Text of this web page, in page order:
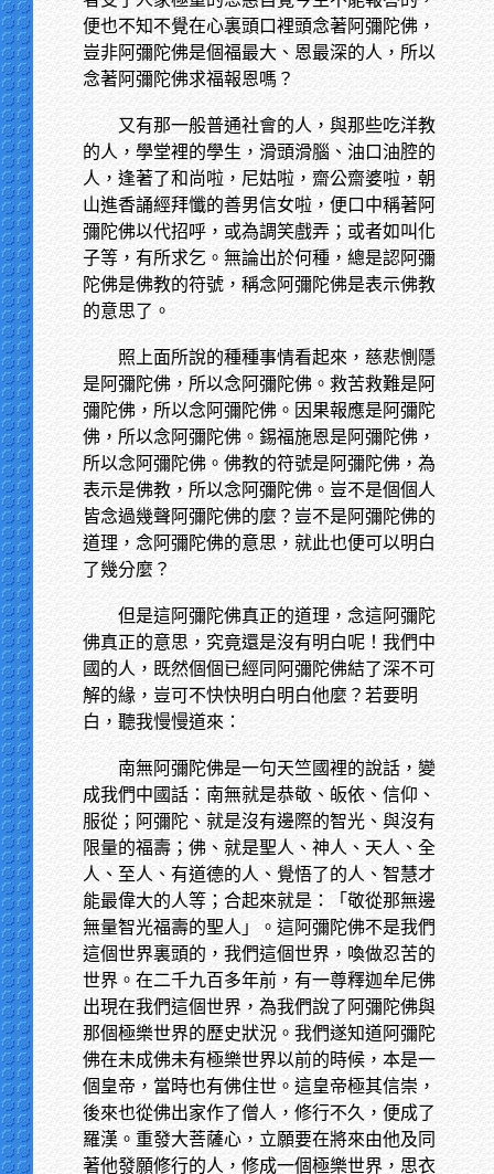
便也不知不覺在心裏頭口裡頭念著阿彌陀佛，
豈非阿彌陀佛是個福最大、恩最深的人，所以
念著阿彌陀佛求福報恩嗎？
又有那一般普通社會的人，與那些吃洋教
的人，學堂裡的學生，滑頭滑腦、油口油腔的
人，逢著了和尚啦，尼姑啦，齋公齋婆啦，朝
山進香誦經拜懺的善男信女啦，便口中稱著阿
彌陀佛以代招呼，或為調笑戲弄；或者如叫化
子等，有所求乞。無論出於何種，總是認阿彌
陀佛是佛教的符號，稱念阿彌陀佛是表示佛教
的意思了。
照上面所說的種種事情看起來，慈悲惻隱
是阿彌陀佛，所以念阿彌陀佛。救苦救難是阿
彌陀佛，所以念阿彌陀佛。因果報應是阿彌陀
佛，所以念阿彌陀佛。錫福施恩是阿彌陀佛，
所以念阿彌陀佛。佛教的符號是阿彌陀佛，為
表示是佛教，所以念阿彌陀佛。豈不是個個人
皆念過幾聲阿彌陀佛的麼？豈不是阿彌陀佛的
道理，念阿彌陀佛的意思，就此也便可以明白
了幾分麼？
但是這阿彌陀佛真正的道理，念這阿彌陀
佛真正的意思，究竟還是沒有明白呢！我們中
國的人，既然個個已經同阿彌陀佛結了深不可
解的緣，豈可不快快明白明白他麼？若要明
白，聽我慢慢道來：
南無阿彌陀佛是一句天竺國裡的說話，變
成我們中國話：南無就是恭敬、皈依、信仰、
服從；阿彌陀、就是沒有邊際的智光、與沒有
限量的福壽；佛、就是聖人、神人、天人、全
人、至人、有道德的人、覺悟了的人、智慧才
能最偉大的人等；合起來就是：「敬從那無邊
無量智光福壽的聖人」。這阿彌陀佛不是我們
這個世界裏頭的，我們這個世界，喚做忍苦的
世界。在二千九百多年前，有一尊釋迦牟尼佛
出現在我們這個世界，為我們說了阿彌陀佛與
那個極樂世界的歷史狀況。我們遂知道阿彌陀
佛在未成佛未有極樂世界以前的時候，本是一
個皇帝，當時也有佛住世。這皇帝極其信崇，
後來也從佛出家作了僧人，修行不久，便成了
羅漢。重發大菩薩心，立願要在將來由他及同
著他發願修行的人，修成一個極樂世界，思衣